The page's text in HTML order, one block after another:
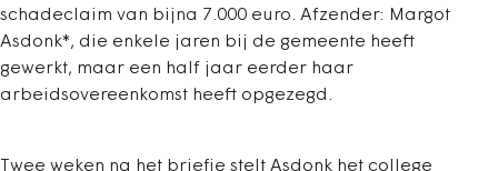
schadeclaim van bijna 7.000 euro. Afzender: Margot
Asdonk*, die enkele jaren bij de gemeente heeft
gewerkt, maar een half jaar eerder haar
arbeidsovereenkomst heeft opgezegd.
Twee weken na het briefje stelt Asdonk het college